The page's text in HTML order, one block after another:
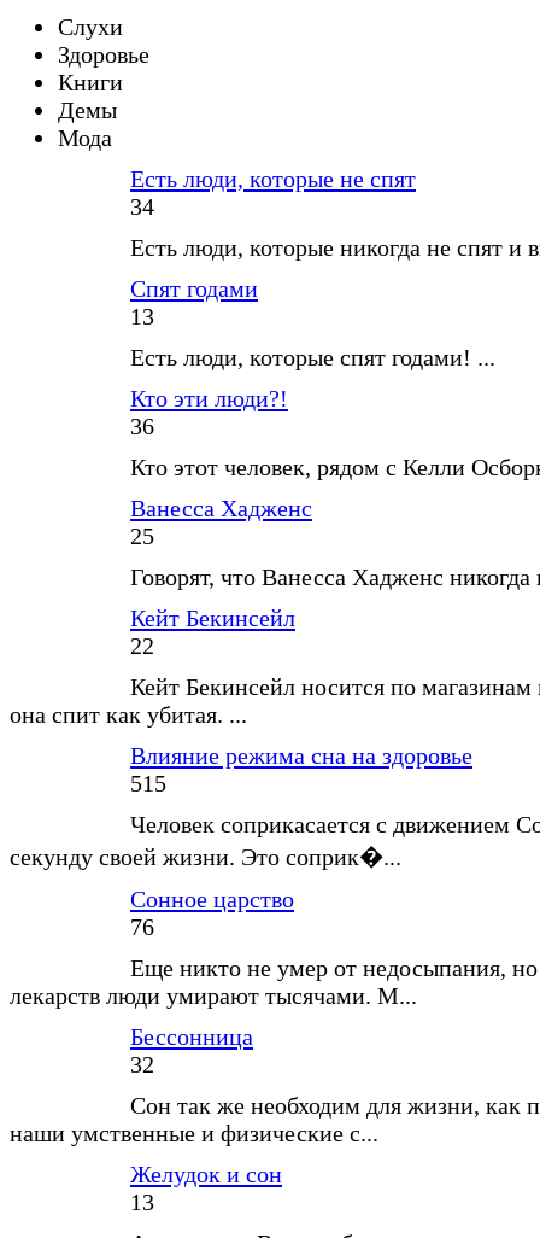
Слухи
Здоровье
Книги
Демы
Мода
Есть люди, которые не спят
34
Есть люди, которые никогда не спят и
Спят годами
13
Есть люди, которые спят годами! ...
Кто эти люди?!
36
Кто этот человек, рядом с Келли
Ванесса Хадженс
25
Говорят, что Ванесса Хадженс никогда
Кейт Бекинсейл
22
Кейт Бекинсейл носится по
она спит как убитая. ...
Влияние режима сна на здоровье
515
Человек соприкасается с движением
секунду своей жизни. Это соприк�...
Сонное царство
76
Еще никто не умер от недосыпания,
лекарств люди умирают тысячами. М...
Бессонница
32
Сон так же необходим для жизни, как
наши умственные и физические с...
Желудок и сон
13